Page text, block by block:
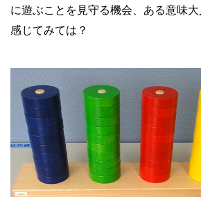
に遊ぶことを見守る機会、ある意味
感じてみては？